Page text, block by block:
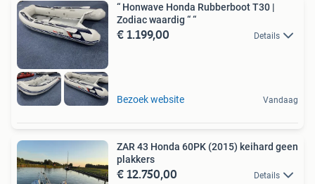
“ Honwave Honda Rubberboot T30 |
Zodiac waardig “ “
€ 1.199,00 Details
Bezoek website Vandaag
ZAR 43 Honda 60PK (2015) keihard geen
plakkers
€ 12.750,00 Details